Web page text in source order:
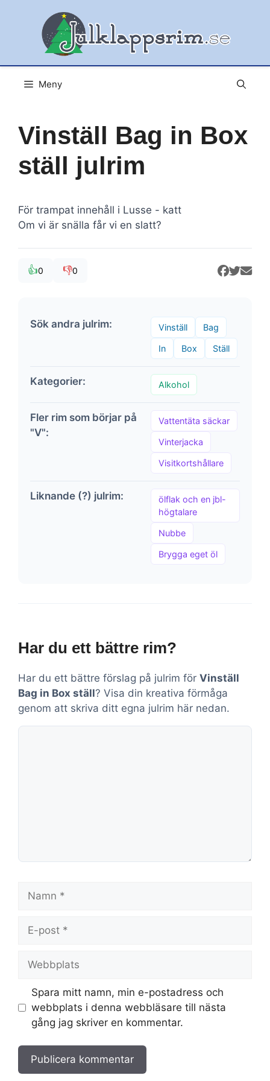
Meny
Vinställ Bag in Box
ställ julrim
För trampat innehåll i Lusse - katt
Om vi är snälla får vi en slatt?
👍0 👎0
Sök andra julrim: Vinställ Bag
In Box Ställ
Kategorier: Alkohol
Fler rim som börjar på
"V":
Vattentäta säckar
Vinterjacka
Visitkortshållare
Liknande (?) julrim:
ölflak och en jbl-
högtalare
Nubbe
Brygga eget öl
Har du ett bättre rim?
Har du ett bättre förslag på julrim för Vinställ
Bag in Box ställ? Visa din kreativa förmåga
genom att skriva ditt egna julrim här nedan.
Kommentar
post
Spara mitt namn, min e-postadress och
webbplats i denna webbläsare till nästa
gång jag skriver en kommentar.